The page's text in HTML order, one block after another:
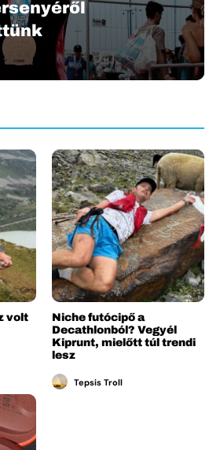
volt Niche futócipő a
Decathlonból? Vegyél
Kiprunt, mielőtt túl trendi
lesz
Tepsis Troll